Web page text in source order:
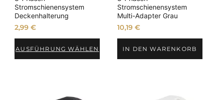
Stromschienensystem
Deckenhalterung
2,99€
AUSFÜHRUNG WÄHLEN
Stromschienensystem
Multi-Adapter Grau
10,19 €
IN DEN WARENKORB